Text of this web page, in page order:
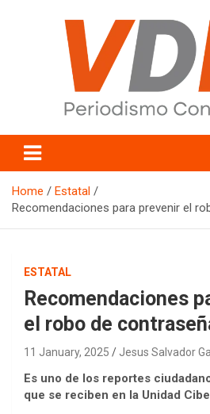
valledelmayo.com
Home
Estatal
Recomendaciones para prevenir el
ESTATAL
Recomendaciones
el robo de
11 January, 2025 Jesus Salvador
Es uno de los reportes
que se reciben en la Unidad